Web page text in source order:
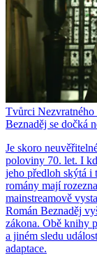
Tvůrci Nezvratného
Beznaděj se dočká
Je skoro
poloviny 70. let. I
jeho předloh skýtá i
romány mají
mainstreamově
Román Beznaděj
zákona. Obě knihy
a jiném sledu
adaptace.